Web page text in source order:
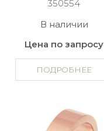
350554
В наличии
Цена по запросу
ПОДРОБНЕЕ